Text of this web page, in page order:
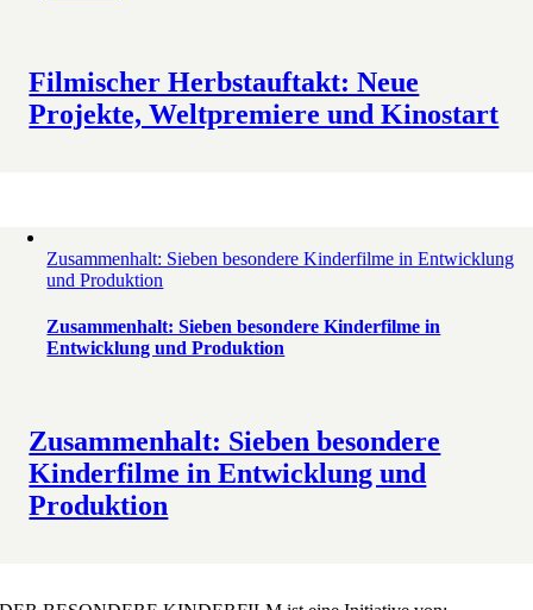
Filmischer Herbstauftakt: Neue
Projekte, Weltpremiere und Kinostart
Zusammenhalt: Sieben besondere Kinderfilme in Entwicklung
und Produktion
Zusammenhalt: Sieben besondere Kinderfilme in
Entwicklung und Produktion
Zusammenhalt: Sieben besondere
Kinderfilme in Entwicklung und
Produktion